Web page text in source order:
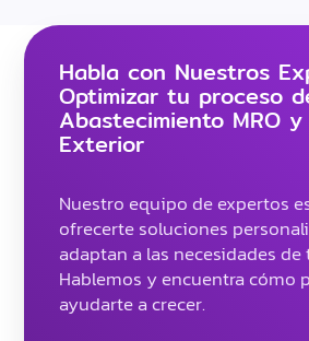
Habla con Nuestros
Optimizar tu proceso
Abastecimiento MRO
Exterior
Nuestro equipo de expertos
ofrecerte soluciones
adaptan a las necesidades
Hablemos y encuentra cómo
ayudarte a crecer.